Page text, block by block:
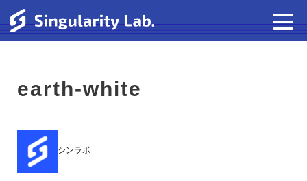
earth-white
シンラボ